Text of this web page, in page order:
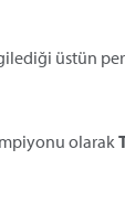
üstün
olarak